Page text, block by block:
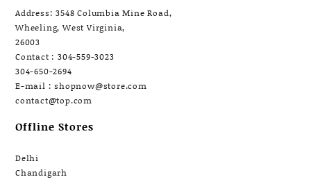
Address: 3548 Columbia Mine Road,
Wheeling, West Virginia,
26003
Contact : 304-559-3023
304-650-2694
E-mail : shopnow@store.com
contact@top.com
Offline Stores
Delhi
Chandigarh